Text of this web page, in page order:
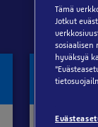
Hinta
Tämä
Jotkut
hyväksyä